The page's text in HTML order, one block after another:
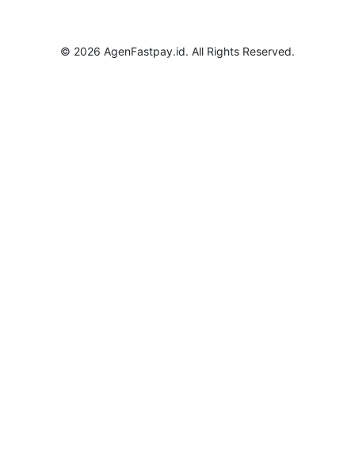
© 2026 AgenFastpay.id. All Rights Reserved.